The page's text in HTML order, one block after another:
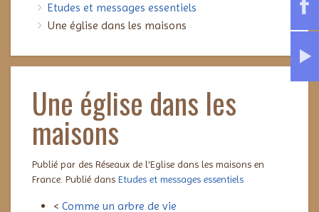
Etudes et messages essentiels
Une église dans les maisons
Une église dans les
maisons
Publié par des Réseaux de l'Eglise dans les maisons en
France. Publié dans Etudes et messages essentiels
< Comme un arbre de vie